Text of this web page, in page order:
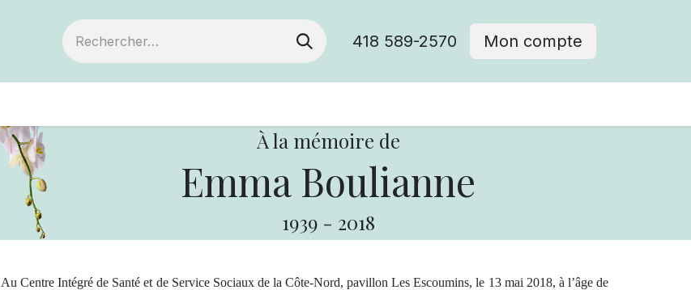
418 589-2570 Mon compte
À la mémoire de
Emma Boulianne
1939 - 2018
Au Centre Intégré de Santé et de Service Sociaux de la Côte-Nord, pavillon Les Escoumins, le 13 mai 2018, à l’âge de